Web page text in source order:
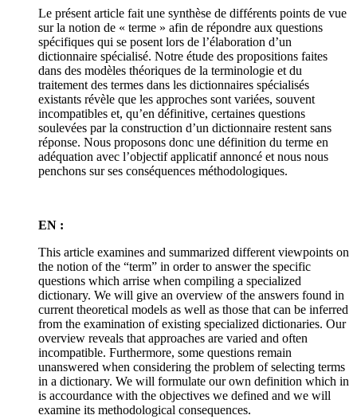
Le présent article fait une synthèse de différents points de vue
sur la notion de « terme » afin de répondre aux questions
spécifiques qui se posent lors de l’élaboration d’un
dictionnaire spécialisé. Notre étude des propositions faites
dans des modèles théoriques de la terminologie et du
traitement des termes dans les dictionnaires spécialisés
existants révèle que les approches sont variées, souvent
incompatibles et, qu’en définitive, certaines questions
soulevées par la construction d’un dictionnaire restent sans
réponse. Nous proposons donc une définition du terme en
adéquation avec l’objectif applicatif annoncé et nous nous
penchons sur ses conséquences méthodologiques.
EN :
This article examines and summarized different viewpoints on
the notion of the “term” in order to answer the specific
questions which arrise when compiling a specialized
dictionary. We will give an overview of the answers found in
current theoretical models as well as those that can be inferred
from the examination of existing specialized dictionaries. Our
overview reveals that approaches are varied and often
incompatible. Furthermore, some questions remain
unanswered when considering the problem of selecting terms
in a dictionary. We will formulate our own definition which in
is accourdance with the objectives we defined and we will
examine its methodological consequences.